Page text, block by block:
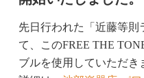
先日行われた「近藤等則
て、このFREE THE
ブルを使用していただき